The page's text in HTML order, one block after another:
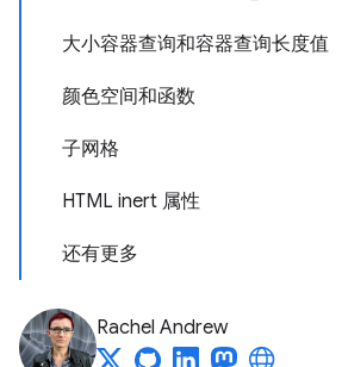
大小容器查询和容器查询长度值
颜色空间和函数
子网格
HTML inert 属性
还有更多
Rachel Andrew